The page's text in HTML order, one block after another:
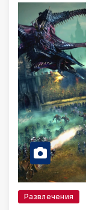
Развлечения